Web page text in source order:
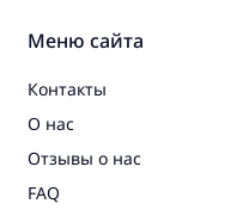
Меню сайта
Контакты
О нас
Отзывы о нас
FAQ